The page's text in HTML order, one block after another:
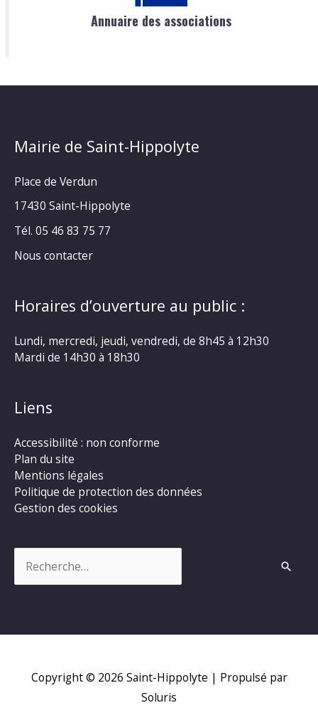
Annuaire des associations
Mairie de Saint-Hippolyte
Place de Verdun
17430 Saint-Hippolyte
Tél. 05 46 83 75 77
Nous contacter
Horaires d’ouverture au public :
Lundi, mercredi, jeudi, vendredi, de 8h45 à 12h30
Mardi de 14h30 à 18h30
Liens
Accessibilité : non conforme
Plan du site
Mentions légales
Politique de protection des données
Gestion des cookies
Copyright © 2026 Saint-Hippolyte | Propulsé par
Soluris